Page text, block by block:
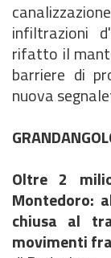
infiltrazioni
rifatto il
barriere di
nuova
Oltre 2
Montedoro:
chiusa al
movimenti